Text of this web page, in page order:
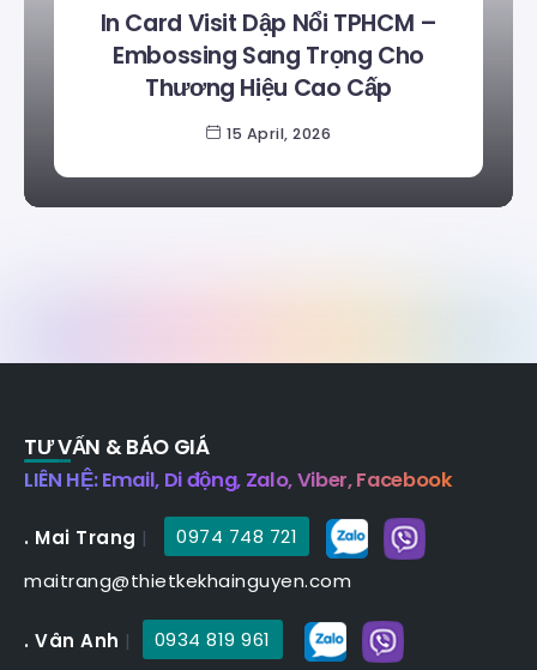
In Card Visit Dập Nổi TPHCM –
Embossing Sang Trọng Cho
Thương Hiệu Cao Cấp
15 April, 2026
TƯ VẤN & BÁO GIÁ
LIÊN HỆ: Email, Di động, Zalo, Viber, Facebook
. Mai Trang |
0974 748 721
maitrang@thietkekhainguyen.com
. Vân Anh |
0934 819 961